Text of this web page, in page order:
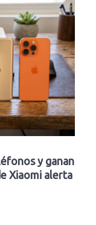
y ganan
Xiaomi alerta